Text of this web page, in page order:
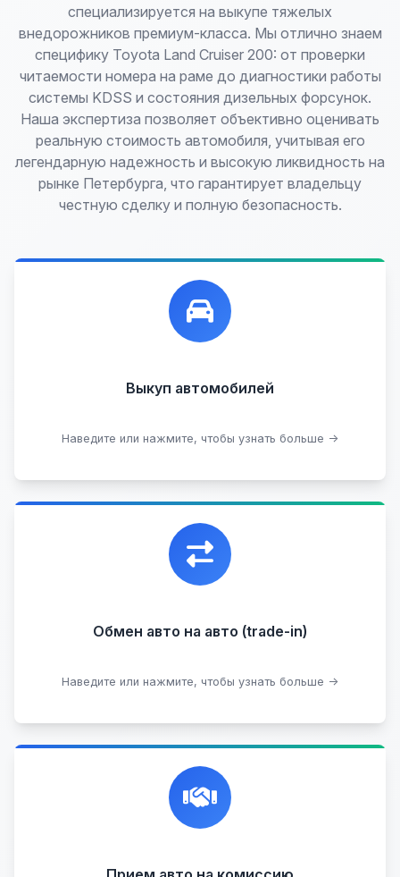
специализируется на выкупе тяжелых
внедорожников премиум-класса. Мы отлично знаем
специфику Toyota Land Cruiser 200: от проверки
читаемости номера на раме до диагностики работы
системы KDSS и состояния дизельных форсунок.
Наша экспертиза позволяет объективно оценивать
реальную стоимость автомобиля, учитывая его
легендарную надежность и высокую ликвидность на
рынке Петербурга, что гарантирует владельцу
честную сделку и полную безопасность.
Выкуп автомобилей
Наведите или нажмите, чтобы узнать больше →
Лучшие предложения по выкупу автомобилей,
любых:
Проблемные
Кредитные
В залоге
Узнать стоимость
Обмен авто на авто (trade-in)
Наведите или нажмите, чтобы узнать больше →
Уникальная возможность обменять ваш
автомобиль с доплатой, подобрав вам
подходящий вариант.
Подобрать авто
Честная и профессиональная экспертиза, реклама,
переговоры с клиентами, подготовка документов,
сопровождение сделки.
Прием битых авто